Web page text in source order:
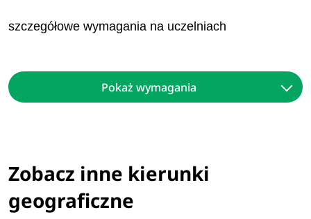
szczegółowe wymagania na uczelniach
Pokaż wymagania
Zobacz inne kierunki
geograficzne